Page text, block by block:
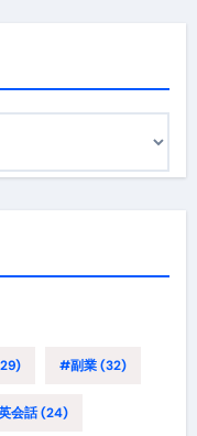
#副業(32)
会話(24)